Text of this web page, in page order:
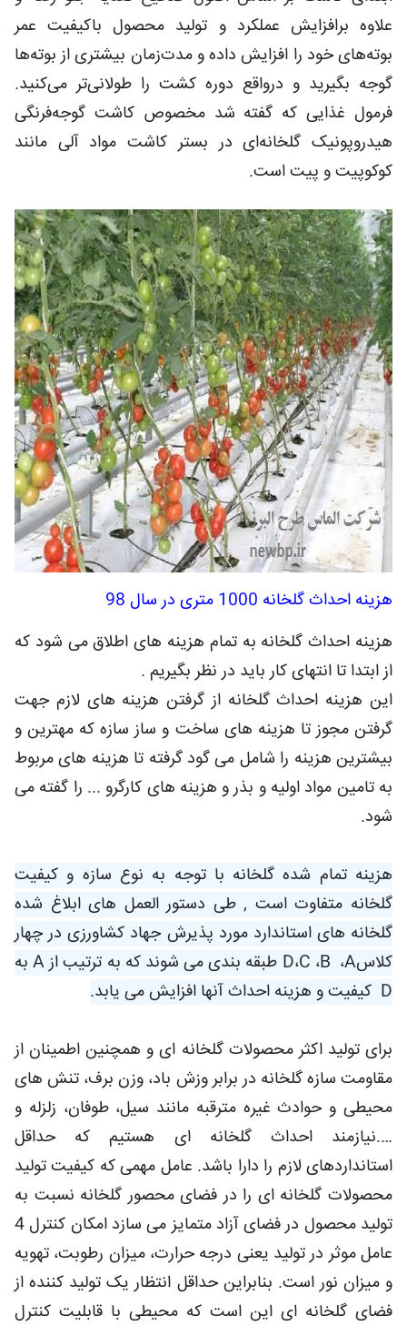
علاوه برافزایش عملکرد و تولید محصول باکیفیت عمر
بوته‌های خود را افزایش داده و مدت‌زمان بیشتری از بوته‌ها
گوجه بگیرید و درواقع دوره کشت را طولانی‌تر می‌کنید.
فرمول غذایی که گفته شد مخصوص کاشت گوجه‌فرنگی
هیدروپونیک گلخانه‌ای در بستر کاشت مواد آلی مانند
کوکوپیت و پیت است.
هزینه احداث گلخانه 1000 متری در سال 98
هزینه احداث گلخانه به تمام هزینه های اطلاق می شود که
از ابتدا تا انتهای کار باید در نظر بگیریم .
این هزینه احداث گلخانه از گرفتن هزینه های لازم جهت
گرفتن مجوز تا هزینه های ساخت و ساز سازه که مهترین و
بیشترین هزینه را شامل می گود گرفته تا هزینه های مربوط
به تامین مواد اولیه و بذر و هزینه های کارگرو ... را گفته می
شود.
هزینه تمام شده گلخانه با توجه به نوع سازه و کیفیت
گلخانه متفاوت است , طی دستور العمل های ابلاغ شده
گلخانه های استاندارد مورد پذیرش جهاد کشاورزی در چهار
کلاسA، B، C،D طبقه بندی می شوند که به ترتیب ازAبه
D کیفیت و هزینه احداث آنها افزایش می یابد.
برای تولید اکثر محصولات گلخانه ای و همچنین اطمینان از
مقاومت سازه گلخانه در برابر وزش باد، وزن برف، تنش های
محیطی و حوادث غیره مترقبه مانند سیل، طوفان، زلزله و
….نیازمند احداث گلخانه ای هستیم که حداقل
استانداردهای لازم را دارا باشد. عامل مهمی که کیفیت تولید
محصولات گلخانه ای را در فضای محصور گلخانه نسبت به
تولید محصول در فضای آزاد متمایز می سازد امکان کنترل 4
عامل موثر در تولید یعنی درجه حرارت، میزان رطوبت، تهویه
و میزان نور است. بنابراین حداقل انتظار یک تولید کننده از
فضای گلخانه ای این است که محیطی با قابلیت کنترل